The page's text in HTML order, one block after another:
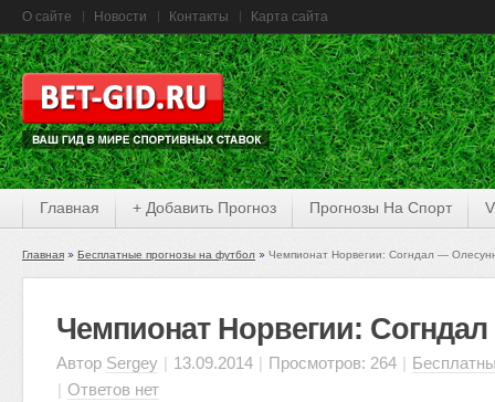
О сайте Новости Контакты Карта сайта
Главная + Добавить Прогноз Прогнозы На Спорт
Главная Бесплатные прогнозы на футбол Чемпионат Норвегии: Согндал —
Чемпионат Норвегии:
Автор Sergey | 13.09.2014 | Просмотров: 264 |
| Ответов нет